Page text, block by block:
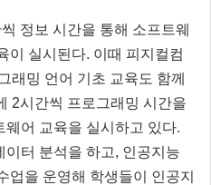
정보 시간을 통해 소프트웨
이 실시된다. 이때 피지컬컴
래밍 언어 기초 교육도 함께
2시간씩 프로그래밍 시간을
어 교육을 실시하고 있다.
이터 분석을 하고, 인공지능
업을 운영해 학생들이 인공지